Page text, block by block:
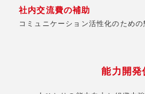
社内交流費の補助
コミュニケーション活性化のための
能力開発